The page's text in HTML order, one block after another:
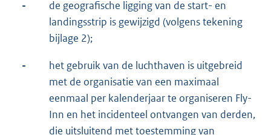
-
de geografische ligging van de start- en
landingsstrip is gewijzigd (volgens tekening
bijlage 2);
-
het gebruik van de luchthaven is uitgebreid
met de organisatie van een maximaal
eenmaal per kalenderjaar te organiseren Fly-
Inn en het incidenteel ontvangen van derden,
die uitsluitend met toestemming van